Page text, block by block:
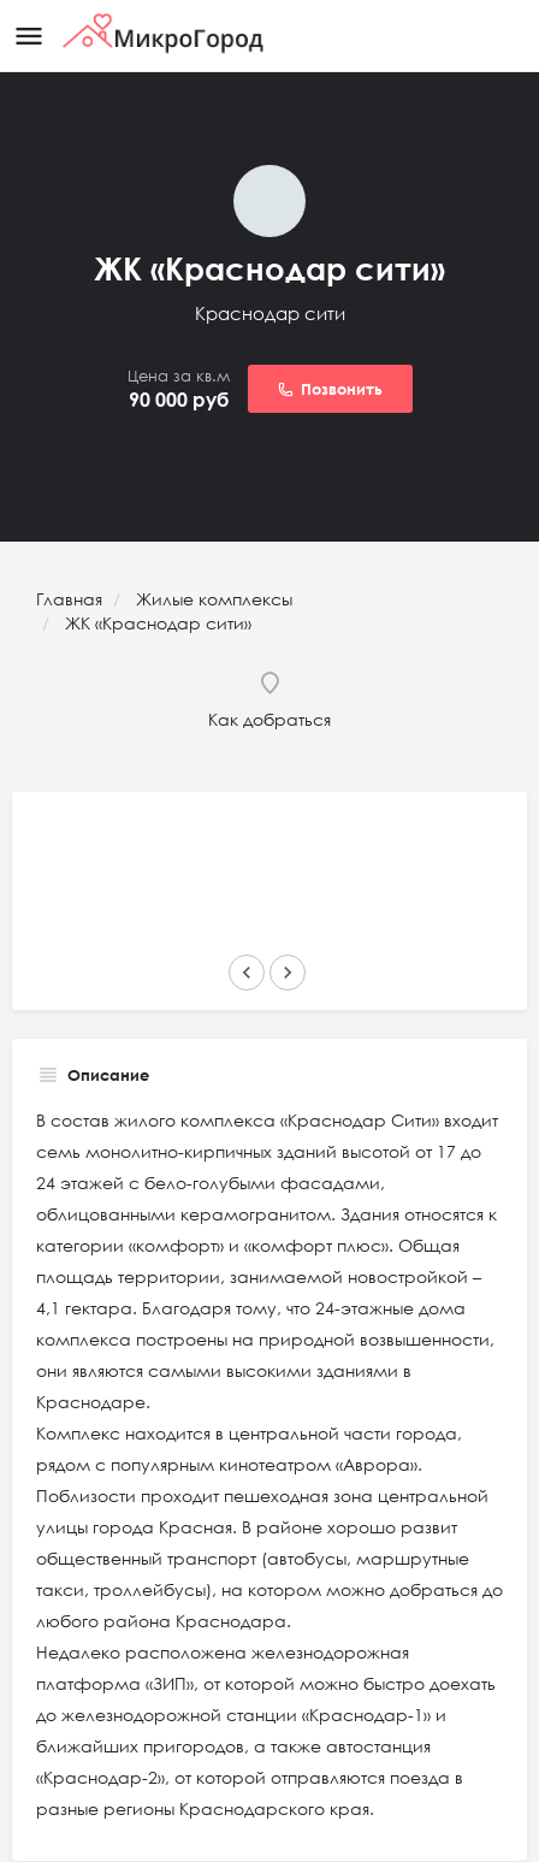
menu
ЖК «Краснодар сити»
Краснодар сити
Цена за кв.м
90 000 руб Позвонить
Главная
Жилые комплексы
ЖК «Краснодар сити»
Как добраться
keyboard_arrow_left keyboard_arrow_right
Описание
В состав жилого комплекса «Краснодар Сити» входит
семь монолитно-кирпичных зданий высотой от 17 до
24 этажей с бело-голубыми фасадами,
облицованными керамогранитом. Здания относятся к
категории «комфорт» и «комфорт плюс». Общая
площадь территории, занимаемой новостройкой –
4,1 гектара. Благодаря тому, что 24-этажные дома
комплекса построены на природной возвышенности,
они являются самыми высокими зданиями в
Краснодаре.
Комплекс находится в центральной части города,
рядом с популярным кинотеатром «Аврора».
Поблизости проходит пешеходная зона центральной
улицы города Красная. В районе хорошо развит
общественный транспорт (автобусы, маршрутные
такси, троллейбусы), на котором можно добраться до
любого района Краснодара.
Недалеко расположена железнодорожная
платформа «ЗИП», от которой можно быстро доехать
до железнодорожной станции «Краснодар-1» и
ближайших пригородов, а также автостанция
«Краснодар-2», от которой отправляются поезда в
разные регионы Краснодарского края.